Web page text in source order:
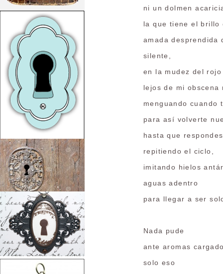
ni un dolmen
la que tiene el brillo
amada desprendida
silente,
en la mudez del rojo
lejos de mi obscena
menguando cuando
para así volverte
hasta que respondes
repitiendo el ciclo,
imitando hielos
aguas adentro
para llegar a ser
Nada pude
ante aromas
solo eso